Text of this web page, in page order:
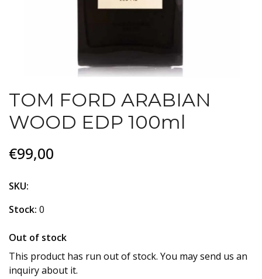
TOM FORD ARABIAN
WOOD EDP 100ml
€99,00
SKU:
Stock: 0
Out of stock
This product has run out of stock. You may send us an
inquiry about it.